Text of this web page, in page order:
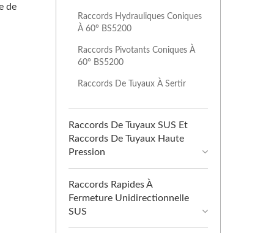
de
Raccords Hydrauliques Coniques
À 60° BS5200
Raccords Pivotants Coniques À
60° BS5200
Raccords De Tuyaux À Sertir
Raccords De Tuyaux SUS Et
Raccords De Tuyaux Haute
Pression
Raccords Rapides À
Fermeture Unidirectionnelle
SUS